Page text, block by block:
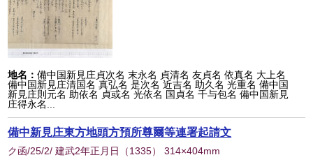
地名：備中国新見庄貞次名 末永名 貞清名 友貞名 依真名 大上名
備中国新見庄清国名 真弘名 是次名 近吉名 助久名 光重名 備中国
新見庄則元名 助依名 貞或名 光依名 国貞名 千与包名 備中国新見
庄得永名...
備中新見庄東方地頭方預所尊爾等連署起請文
ク函/25/2/ 建武2年正月日 （1335） 314×404mm